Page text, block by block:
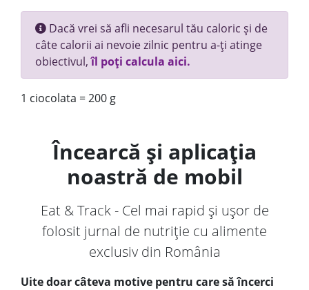
Dacă vrei să afli necesarul tău caloric și de
câte calorii ai nevoie zilnic pentru a-ți atinge
obiectivul,îl poți calcula aici.
1 ciocolata = 200 g
Încearcă și aplicația
noastră de mobil
Eat & Track - Cel mai rapid și ușor de
folosit jurnal de nutriție cu alimente
exclusiv din România
Uite doar câteva motive pentru care să încerci